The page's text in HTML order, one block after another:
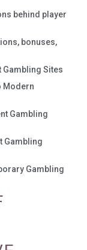
behind player
bonuses,
Gambling Sites
Modern
Gambling
Gambling
Gambling